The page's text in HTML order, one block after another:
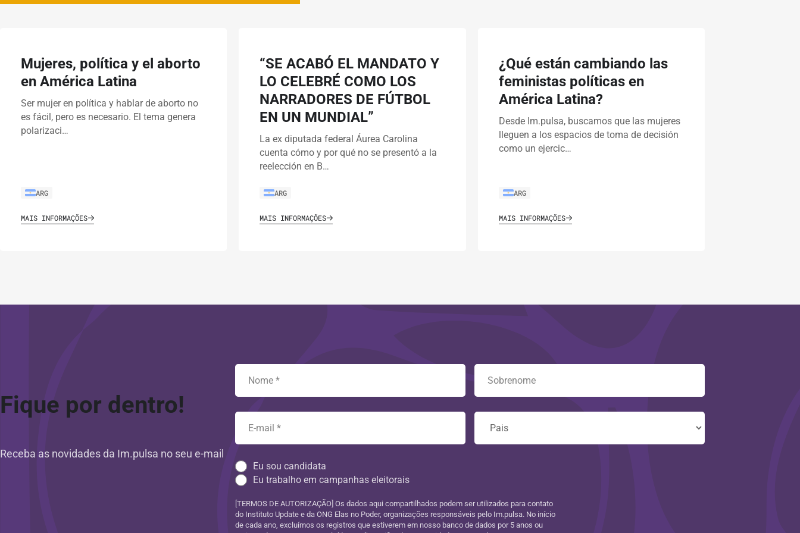
Mujeres, política y el aborto
en América Latina
Ser mujer en política y hablar de aborto no
es fácil, pero es necesario. El tema genera
polarizaci…
ARG
MAIS INFORMAÇÕES
“SE ACABÓ EL MANDATO Y
LO CELEBRÉ COMO LOS
NARRADORES DE FÚTBOL
EN UN MUNDIAL”
La ex diputada federal Áurea Carolina
cuenta cómo y por qué no se presentó a la
reelección en B…
ARG
MAIS INFORMAÇÕES
¿Qué están cambiando las
feministas políticas en
América Latina?
Desde Im.pulsa, buscamos que las mujeres
lleguen a los espacios de toma de decisión
como un ejercic…
ARG
MAIS INFORMAÇÕES
Fique por dentro!
Receba as novidades da Im.pulsa no seu e-mail
Eu sou candidata
Eu trabalho em campanhas eleitorais
[TERMOS DE AUTORIZAÇÃO] Os dados aqui compartilhados podem ser utilizados para contato
do Instituto Update e da ONG Elas no Poder, organizações responsáveis pelo Im.pulsa. No início
de cada ano, excluímos os registros que estiverem em nosso banco de dados por 5 anos ou